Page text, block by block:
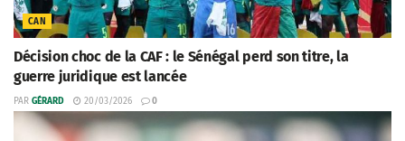
CAN
Décision choc de la CAF : le Sénégal perd son titre, la
guerre juridique est lancée
PAR GÉRARD 20/03/2026 0